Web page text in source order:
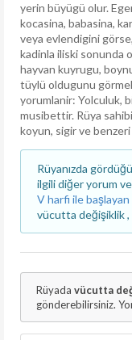
yerin büyügü olur.
kocasina, babasina,
veya evlendigini
kadinla iliski sonunda
hayvan kuyrugu,
tüylü oldugunu
yorumlanir: Yolculuk,
musibettir. Rüya
koyun, sigir ve
Rüyanızda
ilgili diğer yorum
V harfi ile
vücutta değişiklik ,
Rüyada vücutta
gönderebilirsiniz.